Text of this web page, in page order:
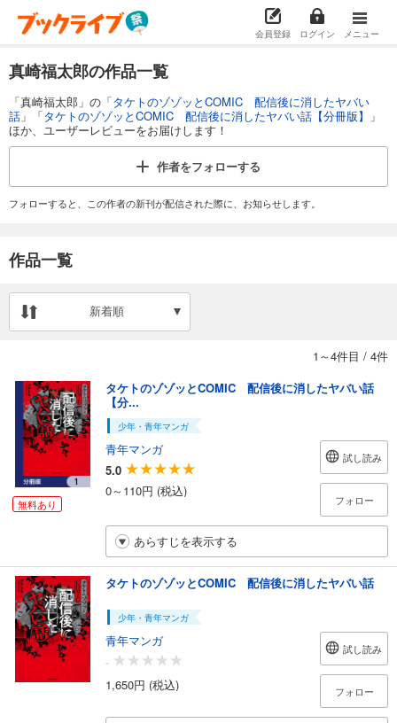
会員登録 ログイン メニュー
真崎福太郎の作品一覧
「真崎福太郎」の「タケトのゾゾッとCOMIC 配信後に消したヤバい
話 」「タケトのゾゾッとCOMIC 配信後に消したヤバい話【分冊版】
」
ほか、ユーザーレビューをお届けします！
作者をフォローする
フォローすると、この作者の新刊が配信された際に、お知らせします。
作品一覧
新着順
1～4件目 / 4件
無料あり
タケトのゾゾッとCOMIC 配信後に消したヤバい話
【分...
少年・青年マンガ
青年マンガ
5.0
0～110円 (税込)
試し読み
フォロー
あらすじを表示する
タケトのゾゾッとCOMIC 配信後に消したヤバい話
少年・青年マンガ
青年マンガ
-
1,650円 (税込)
試し読み
フォロー